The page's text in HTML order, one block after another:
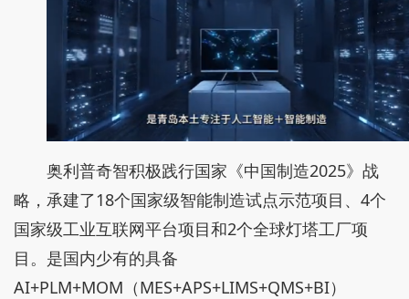
奥利普奇智积极践行国家《中国制造2025》战
略，承建了18个国家级智能制造试点示范项目、4个
国家级工业互联网平台项目和2个全球灯塔工厂项
目。是国内少有的具备
AI+PLM+MOM（MES+APS+LIMS+QMS+BI）